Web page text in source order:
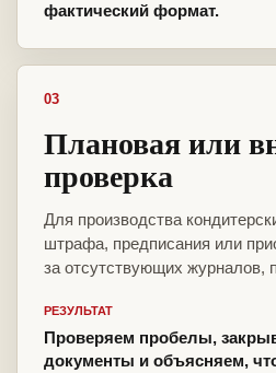
фактический формат.
03
Плановая или
проверка
Для производства
штрафа, предписания или
за отсутствующих журналов,
РЕЗУЛЬТАТ
Проверяем пробелы,
документы и объясняем,